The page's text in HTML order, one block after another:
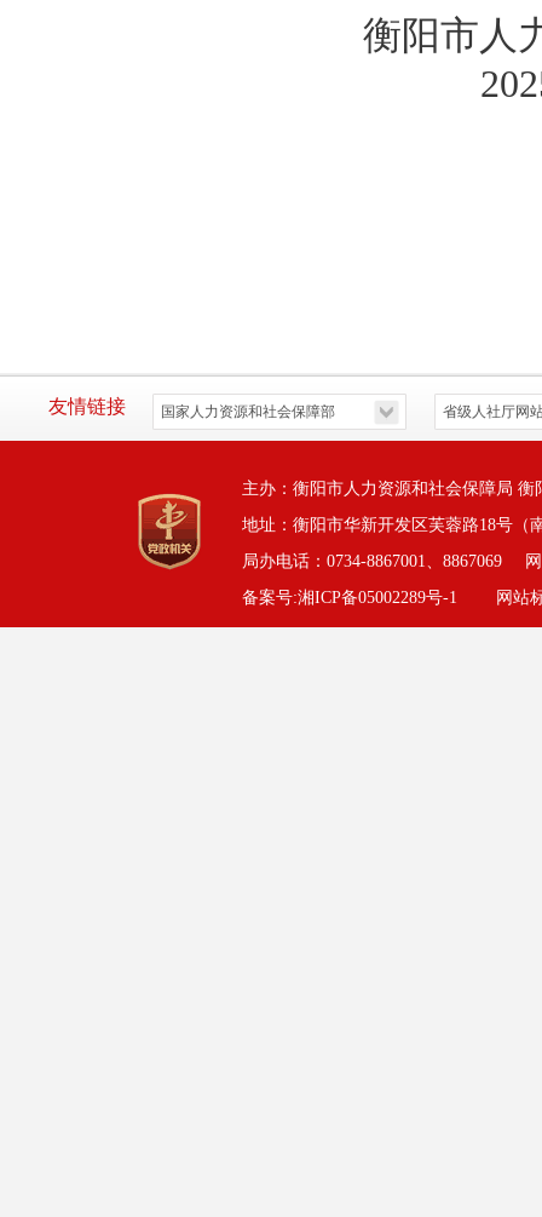
衡阳市人
友情链接
主办：衡阳市人力资源和社会保障局
地址：衡阳市华新开发区芙蓉路18号
局办电话：0734-8867001、8867069
备案号:湘ICP备05002289号-1
网站标